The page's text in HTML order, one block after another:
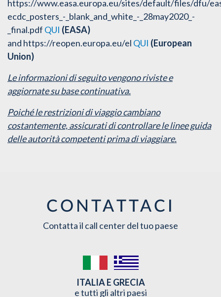
https://www.easa.europa.eu/sites/default/files/dfu/
ecdc_posters_-_blank_and_white_-_28may2020_-
_final.pdf QUI (EASA)
and https://reopen.europa.eu/el QUI (European
Union)
Le informazioni di seguito vengono riviste e
aggiornate su base continuativa.
Poiché le restrizioni di viaggio cambiano
costantemente, assicurati di controllare le linee guida
delle autorità competenti prima di viaggiare.
CONTATTACI
Contatta il call center del tuo paese
ITALIA E GRECIA
e tutti gli altri paesi